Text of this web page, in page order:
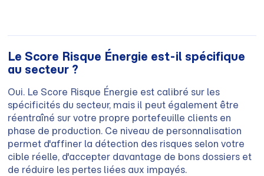
Le Score Risque Énergie est-il spécifique
au secteur ?
Oui. Le Score Risque Énergie est calibré sur les
spécificités du secteur, mais il peut également être
réentraîné sur votre propre portefeuille clients en
phase de production. Ce niveau de personnalisation
permet d'affiner la détection des risques selon votre
cible réelle, d'accepter davantage de bons dossiers et
de réduire les pertes liées aux impayés.